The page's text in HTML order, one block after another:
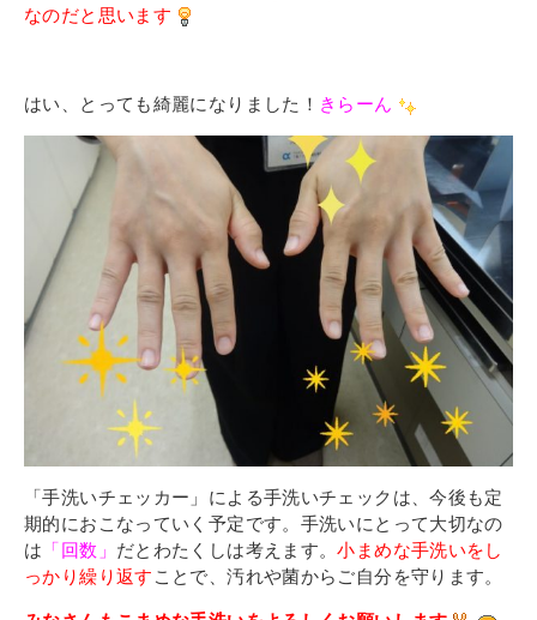
なのだと思います
はい、とっても綺麗になりました！ きらーん
「手洗いチェッカー」による手洗いチェックは、今後も定
期的におこなっていく予定です。 手洗いにとって大切なの
は 「回数」 だとわたくしは考えます。小まめな手洗いをし
っかり繰り返す ことで、汚れや菌からご自分を守ります。